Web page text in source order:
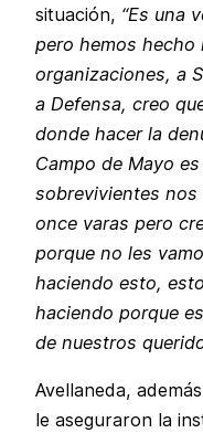
situación, “Es una
pero hemos hecho
organizaciones, a
a Defensa, creo
donde hacer la
Campo de Mayo
sobrevivientes nos
once varas pero
porque no les
haciendo esto,
haciendo porque
de nuestros
Avellaneda,
le aseguraron la